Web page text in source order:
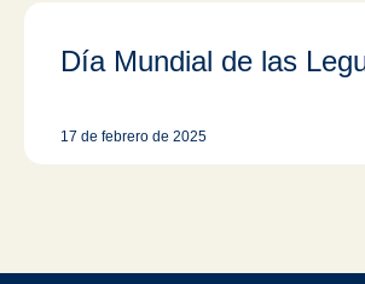
Día Mundial de las
17 de febrero de 2025